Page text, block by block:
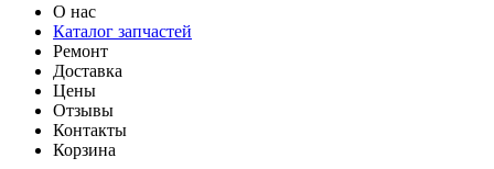
О нас
Каталог запчастей
Ремонт
Доставка
Цены
Отзывы
Контакты
Корзина